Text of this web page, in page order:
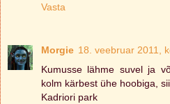
Vasta
Morgie 18. veebruar 2011,
Kumusse lähme suvel ja
kolm kärbest ühe hoobiga,
Kadriori park